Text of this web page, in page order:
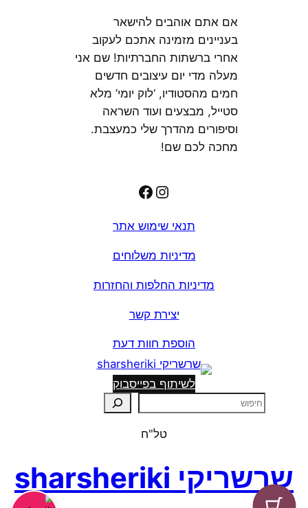
אם אתם אוהבים להישאר
בעניינים מזמינה אתכם לעקוב
אחרי ברשתות החברתיות! שם אני
מעלה מדי יום עיצובים חדשים
חמים מהסטודיו, ‘לוק יומי’ מלא
סטייל, מבצעים ועוד השראה
וסיפורים מהדרך שלי כמעצבת.
מחכה לכם שם!
Instagram
Facebook
תנאי שימוש אתר
מדיניות משלוחים
מדיניות החלפות והחזרות
יצירת קשר
הוספת חוות דעת
לשיתוף בפייסבוק
טל"ח
שרשריקי sharsheriki